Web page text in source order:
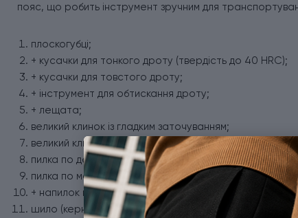
пояс, що робить інструмент зручним для
плоскогубці;
+ кусачки для тонкого дроту (твердість до 40 HRC);
+ кусачки для товстого дроту;
+ інструмент для обтискання дроту;
+ лещата;
великий клинок із гладким заточуванням;
великий клинок із серрейторним заточуванням;
пилка по дереву;
пилка по металу;
+ напилок по металу;
шило (кернер);